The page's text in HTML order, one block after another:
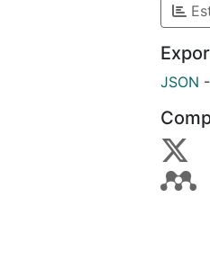
JSON -